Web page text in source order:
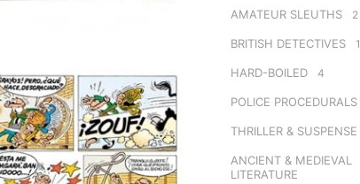
AMATEUR SLEUTHS 2
BRITISH DETECTIVES 1
HARD-BOILED 4
POLICE PROCEDURALS
THRILLER & SUSPENSE
ANCIENT & MEDIEVAL
LITERATURE